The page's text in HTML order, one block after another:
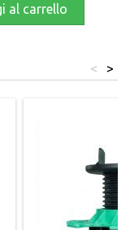
al carrello
>
<